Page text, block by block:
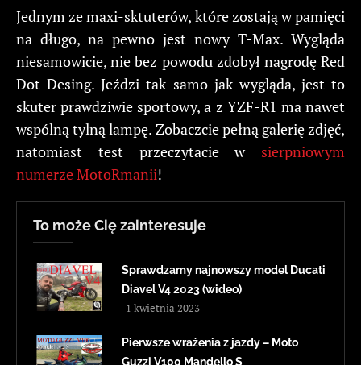
Jednym ze maxi-sktuterów, które zostają w pamięci
na długo, na pewno jest nowy T-Max. Wygląda
niesamowicie, nie bez powodu zdobył nagrodę Red
Dot Desing. Jeździ tak samo jak wygląda, jest to
skuter prawdziwie sportowy, a z YZF-R1 ma nawet
wspólną tylną lampę. Zobaczcie pełną galerię zdjęć,
natomiast test przeczytacie w sierpniowym
numerze MotoRmanii!
To może Cię zainteresuje
Sprawdzamy najnowszy model Ducati
Diavel V4 2023 (wideo)
1 kwietnia 2023
Pierwsze wrażenia z jazdy – Moto
Guzzi V100 Mandello S